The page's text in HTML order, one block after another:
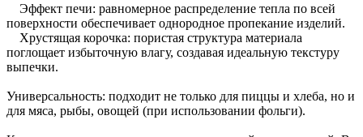
Эффект печи: равномерное распределение тепла по всей
поверхности обеспечивает однородное пропекание изделий.
Хрустящая корочка: пористая структура материала
поглощает избыточную влагу, создавая идеальную текстуру
выпечки.
Универсальность: подходит не только для пиццы и хлеба, но и
для мяса, рыбы, овощей (при использовании фольги).